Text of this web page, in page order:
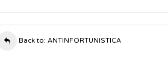
Back to: ANTINFORTUNISTICA